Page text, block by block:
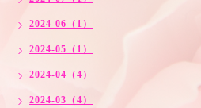
2024-06（1）
2024-05（1）
2024-04（4）
2024-03（4）